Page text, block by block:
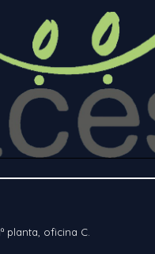
planta, oficina C.